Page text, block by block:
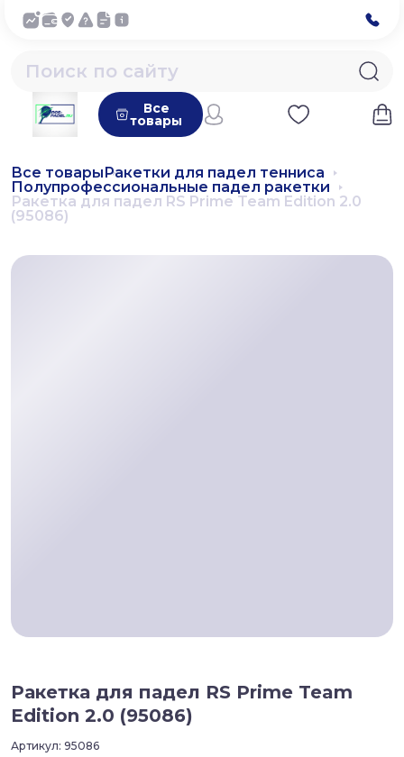
Все
товары
Все товарыРакетки для падел тенниса
Полупрофессиональные падел ракетки
Ракетка для падел RS Prime Team Edition 2.0
(95086)
Ракетка для падел RS Prime Team
Edition 2.0 (95086)
Артикул: 95086